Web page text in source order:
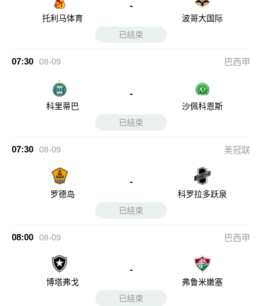
托利马体育
-
波哥大国际
已结束
07:30 08-09 巴西甲
科里蒂巴
-
沙佩科恩斯
已结束
07:30 08-09 美冠联
罗德岛
-
科罗拉多跃泉
已结束
08:00 08-09 巴西甲
博塔弗戈
-
弗鲁米嫩塞
已结束